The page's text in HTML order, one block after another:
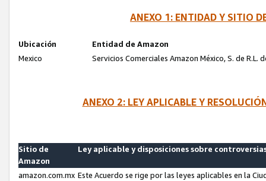
ANEXO 1: ENTIDAD Y SITIO
Ubicación
Entidad de Amazon
Mexico
Servicios Comerciales Amazon México, S. de R.L.
ANEXO 2: LEY APLICABLE Y
Sitio de
Amazon
Ley aplicable y disposiciones sobre
amazon.com.mx Este Acuerdo se rige por las leyes aplicables en la